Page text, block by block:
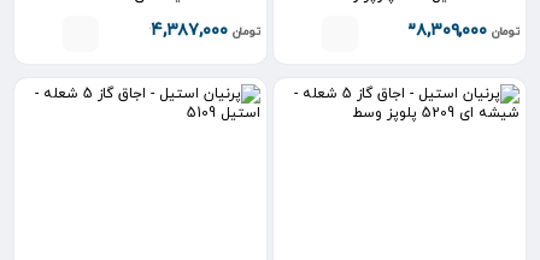
تومان ۳۸,۳۰۹,۰۰۰ تومان ۴۴,۳۸۷,۰۰۰